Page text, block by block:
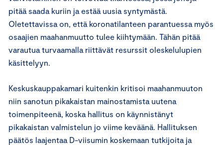
pitää saada kuriin ja estää uusia syntymästä.
Oletettavissa on, että koronatilanteen parantuessa myös
osaajien maahanmuutto tulee kiihtymään. Tähän pitää
varautua turvaamalla riittävät resurssit oleskelulupien
käsittelyyn.
Keskuskauppakamari kuitenkin kritisoi maahanmuuton
niin sanotun pikakaistan mainostamista uutena
toimenpiteenä, koska hallitus on käynnistänyt
pikakaistan valmistelun jo viime keväänä. Hallituksen
päätös laajentaa D-viisumin koskemaan tutkijoita ja